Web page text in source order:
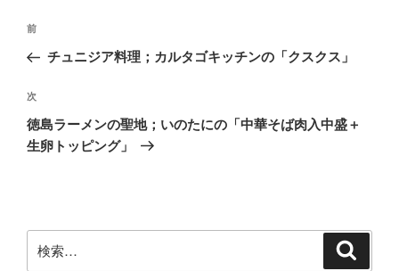
投
ナ
ビ
ゲ
ー
前
の
稿
前
チュニジア料理；カルタゴキッチンの「クスクス」
次
の
投
次
徳島ラーメンの聖地；いのたにの「中華そば肉入中盛＋
生卵トッピング」
索: